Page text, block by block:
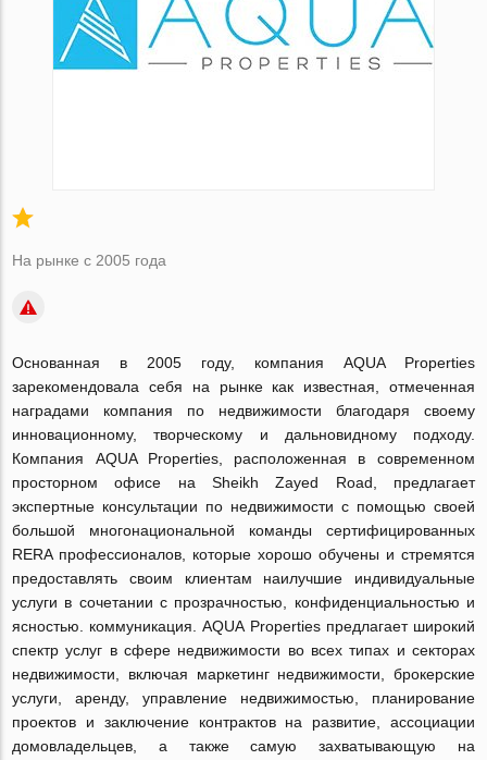
На рынке с 2005 года
Основанная в 2005 году, компания AQUA Properties
зарекомендовала себя на рынке как известная, отмеченная
наградами компания по недвижимости благодаря своему
инновационному, творческому и дальновидному подходу.
Компания AQUA Properties, расположенная в современном
просторном офисе на Sheikh Zayed Road, предлагает
экспертные консультации по недвижимости с помощью своей
большой многонациональной команды сертифицированных
RERA профессионалов, которые хорошо обучены и стремятся
предоставлять своим клиентам наилучшие индивидуальные
услуги в сочетании с прозрачностью, конфиденциальностью и
ясностью. коммуникация. AQUA Properties предлагает широкий
спектр услуг в сфере недвижимости во всех типах и секторах
недвижимости, включая маркетинг недвижимости, брокерские
услуги, аренду, управление недвижимостью, планирование
проектов и заключение контрактов на развитие, ассоциации
домовладельцев, а также самую захватывающую на